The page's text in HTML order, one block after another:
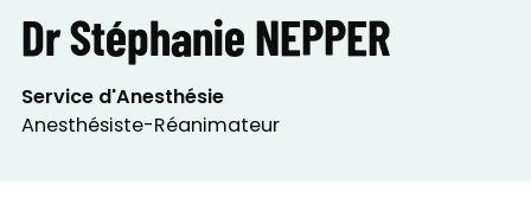
Dr Stéphanie NEPPER
Service d'Anesthésie
Anesthésiste-Réanimateur